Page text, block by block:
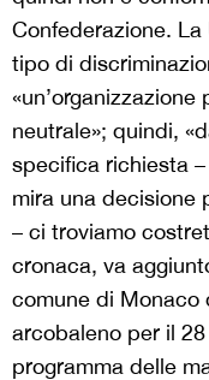
Confederazione.
tipo di
neutrale»; quindi,
specifica richiesta
mira una decisione
– ci troviamo
cronaca, va
comune di Monaco
arcobaleno per il
programma delle